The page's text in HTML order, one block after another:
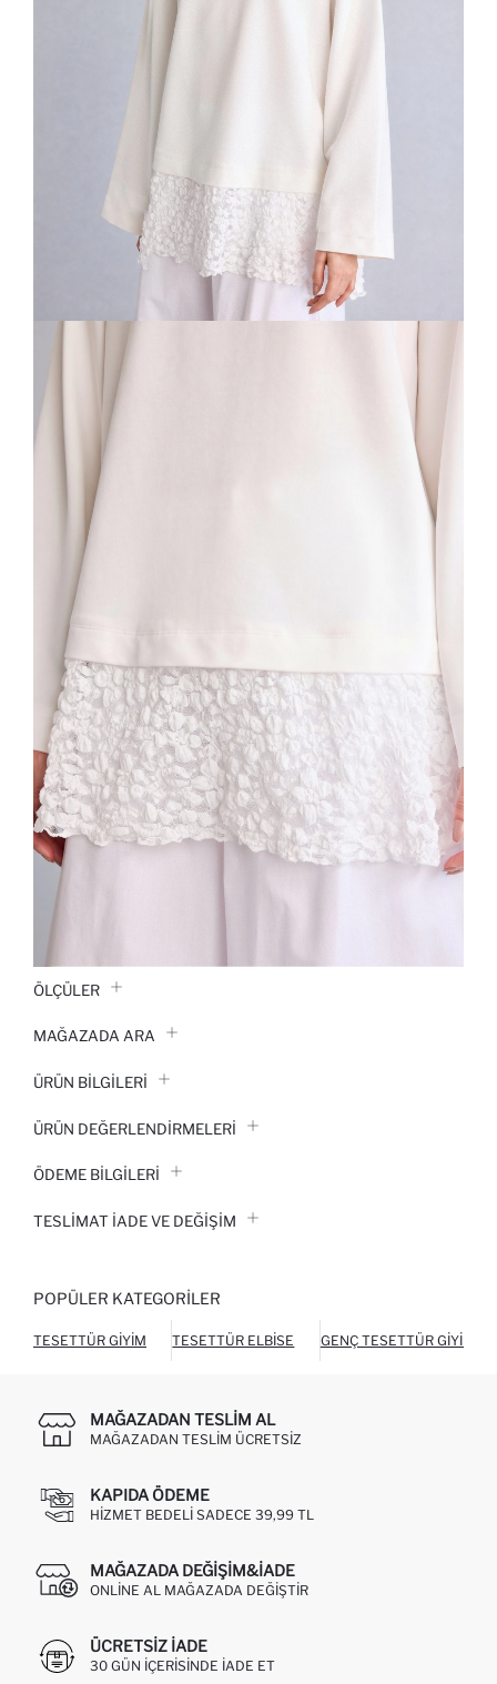
ÖLÇÜLER
MAĞAZADA ARA
ÜRÜN BILGILERI
ÜRÜN DEĞERLENDİRMELERİ
ÖDEME BİLGİLERİ
TESLIMAT İADE VE DEĞIŞIM
POPÜLER KATEGORILER
TESETTÜR GIYIM TESETTÜR ELBISE GENÇ TESETTÜR GIYIM
MAĞAZADAN TESLIM AL
MAĞAZADAN TESLIM ÜCRETSIZ
KAPIDA ÖDEME
HIZMET BEDELI SADECE 39,99 TL
MAĞAZADA DEĞIŞIM&İADE
ONLINE AL MAĞAZADA DEĞIŞTIR
ÜCRETSIZ IADE
30 GÜN IÇERISINDE IADE ET